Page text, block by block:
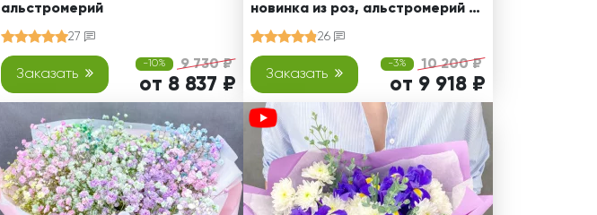
альстромерий
27
Заказать
-10% 9 730 ₽
от 8 837 ₽
новинка из роз, альстромерий и
26
Заказать
-3% 10 200 ₽
от 9 918 ₽